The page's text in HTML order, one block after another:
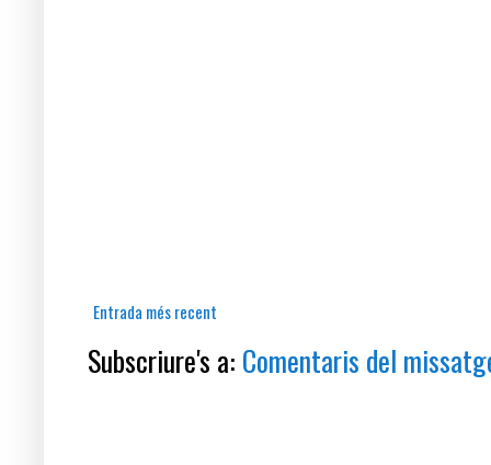
Entrada més recent
Subscriure's a: Comentaris del